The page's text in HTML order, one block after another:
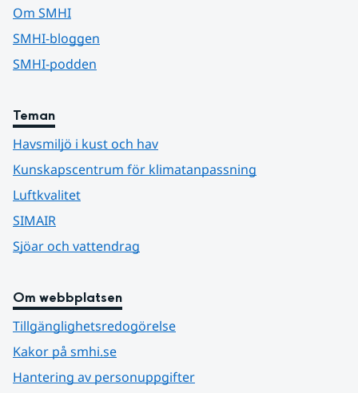
Om SMHI
SMHI-bloggen
SMHI-podden
Teman
Havsmiljö i kust och hav
Kunskapscentrum för klimatanpassning
Luftkvalitet
SIMAIR
Sjöar och vattendrag
Om webbplatsen
Tillgänglighetsredogörelse
Kakor på smhi.se
Hantering av personuppgifter